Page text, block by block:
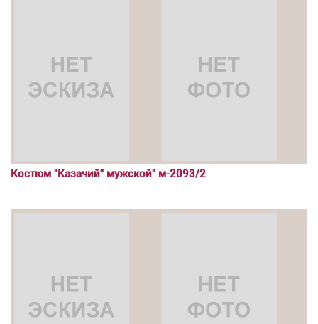
Костюм "Казачий" мужской" м-2093/2